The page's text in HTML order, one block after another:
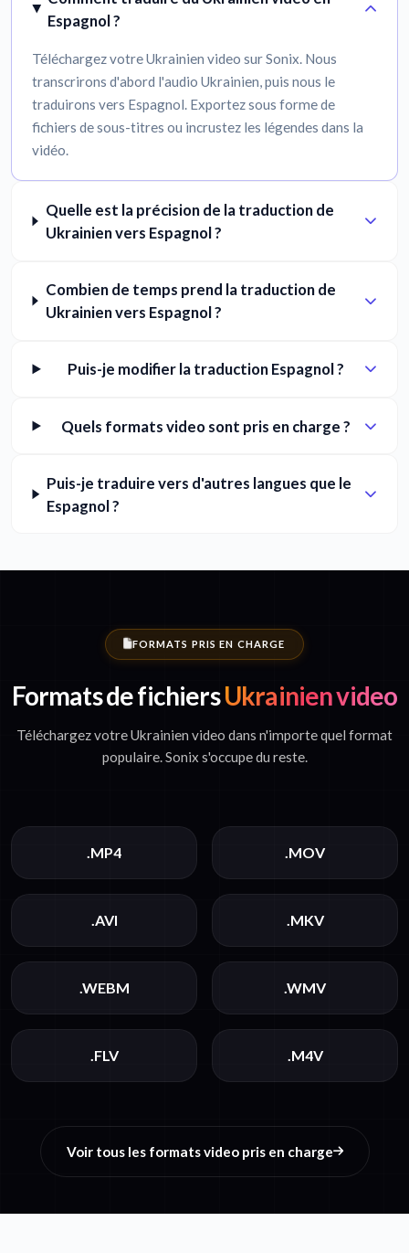
Espagnol ?
Téléchargez votre Ukrainien video sur Sonix. Nous
transcrirons d'abord l'audio Ukrainien, puis nous le
traduirons vers Espagnol. Exportez sous forme de
fichiers de sous-titres ou incrustez les légendes dans la
vidéo.
Quelle est la précision de la traduction de
Ukrainien vers Espagnol ?
Combien de temps prend la traduction de
Ukrainien vers Espagnol ?
Puis-je modifier la traduction Espagnol ?
Quels formats video sont pris en charge ?
Puis-je traduire vers d'autres langues que le
Espagnol ?
FORMATS PRIS EN CHARGE
Formats de fichiersUkrainien video
Téléchargez votre Ukrainien video dans n'importe quel format
populaire. Sonix s'occupe du reste.
.MP4 .MOV
.AVI .MKV
.WEBM .WMV
.FLV .M4V
Voir tous les formats video pris en charge